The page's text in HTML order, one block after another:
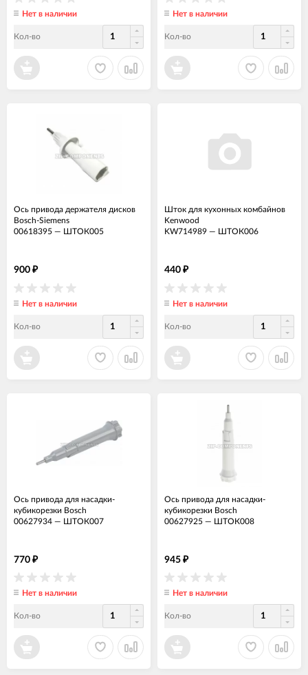
Нет в наличии
Кол-во
Нет в наличии
Кол-во
Ось привода держателя дисков
Bosch-Siemens
00618395 — ШТОК005
900 ₽
Нет в наличии
Кол-во
Шток для кухонных комбайнов
Kenwood
KW714989 — ШТОК006
440 ₽
Нет в наличии
Кол-во
Ось привода для насадки-
кубикорезки Bosch
00627934 — ШТОК007
770 ₽
Нет в наличии
Кол-во
Ось привода для насадки-
кубикорезки Bosch
00627925 — ШТОК008
945 ₽
Нет в наличии
Кол-во